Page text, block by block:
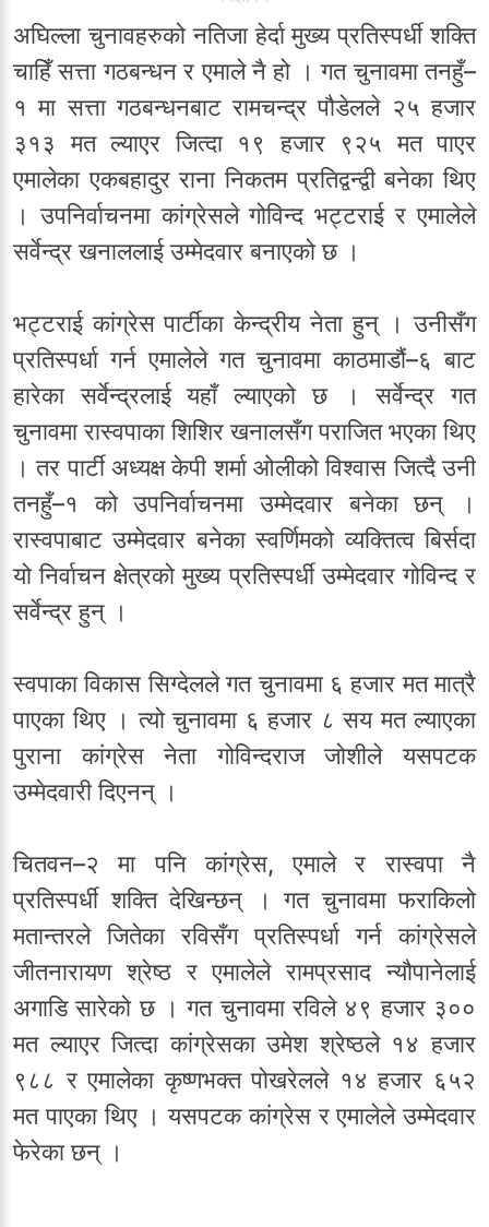
अघिल्ला चुनावहरुको नतिजा हेर्दा मुख्य प्रतिस्पर्धी शक्ति
चाहिँ सत्ता गठबन्धन र एमाले नै हो । गत चुनावमा तनहुँ–
१ मा सत्ता गठबन्धनबाट रामचन्द्र पौडेलले २५ हजार
३१३ मत ल्याएर जित्दा १९ हजार ९२५ मत पाएर
एमालेका एकबहादुर राना निकतम प्रतिद्वन्द्वी बनेका थिए
। उपनिर्वाचनमा कांग्रेसले गोविन्द भट्टराई र एमालेले
सर्वेन्द्र खनाललाई उम्मेदवार बनाएको छ ।
भट्टराई कांग्रेस पार्टीका केन्द्रीय नेता हुन् । उनीसँग
प्रतिस्पर्धा गर्न एमालेले गत चुनावमा काठमाडौं–६ बाट
हारेका सर्वेन्द्रलाई यहाँ ल्याएको छ । सर्वेन्द्र गत
चुनावमा रास्वपाका शिशिर खनालसँग पराजित भएका थिए
। तर पार्टी अध्यक्ष केपी शर्मा ओलीको विश्वास जित्दै उनी
तनहुँ–१ को उपनिर्वाचनमा उम्मेदवार बनेका छन् ।
रास्वपाबाट उम्मेदवार बनेका स्वर्णिमको व्यक्तित्व बिर्सदा
यो निर्वाचन क्षेत्रको मुख्य प्रतिस्पर्धी उम्मेदवार गोविन्द र
सर्वेन्द्र हुन् ।
स्वपाका विकास सिग्देलले गत चुनावमा ६ हजार मत मात्रै
पाएका थिए । त्यो चुनावमा ६ हजार ८ सय मत ल्याएका
पुराना कांग्रेस नेता गोविन्दराज जोशीले यसपटक
उम्मेदवारी दिएनन् ।
चितवन–२ मा पनि कांग्रेस, एमाले र रास्वपा नै
प्रतिस्पर्धी शक्ति देखिन्छन् । गत चुनावमा फराकिलो
मतान्तरले जितेका रविसँग प्रतिस्पर्धा गर्न कांग्रेसले
जीतनारायण श्रेष्ठ र एमालेले रामप्रसाद न्यौपानेलाई
अगाडि सारेको छ । गत चुनावमा रविले ४९ हजार ३००
मत ल्याएर जित्दा कांग्रेसका उमेश श्रेष्ठले १४ हजार
९८८ र एमालेका कृष्णभक्त पोखरेलले १४ हजार ६५२
मत पाएका थिए । यसपटक कांग्रेस र एमालेले उम्मेदवार
फेरेका छन् ।